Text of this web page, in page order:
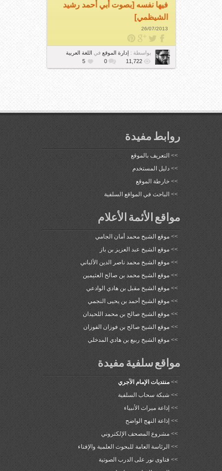
فيها نفسه [بصوت أبي أحمد رشيد
الشيظمي]
26/07/2013
بواسطة : إدارة الموقعفي اللغة العربية
11,722
0
5
روابط مفيدة
>> التعريف بالموقع
>>دليل المستخدم
>>خارطة الموقع
>> الباحث في المواقع السلفية
مواقع الأئمة الأعلام
>>موقع الشيخ محمد أمان الجامي
>>موقع الشيخ عبد العزيز بن باز
>>موقع الشيخ محمد ناصر الدين الألباني
>>موقع الشيخ محمد بن صالح العثيمين
>>موقع الشيخ مقبل بن هادي الوادعي
>>موقع الشيخ أحمد بن يحيى النجمي
>>موقع الشيخ صالح بن محمد اللحيدان
>>موقع الشيخ صالح بن فوزان الفوزان
>>موقع الشيخ ربيع بن هادي المدخلي
مواقع سلفية مفيدة
>>منتديات الإمام الآجري
>> شبكة سحاب السلفية
>> إذاعة ميراث الأنبياء
>> إذاعة النهج الواضح
>>مشروع المصحف الإلكتروني
>> الرئاسة العامة للبحوث العلمية والإفتاء
>> فتاوى نور على الدرب الصوتية